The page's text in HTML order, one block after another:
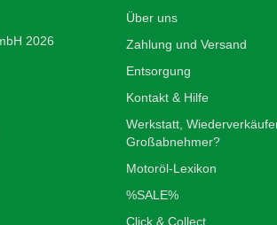
2026
Über uns
Zahlung und Versand
Entsorgung
Kontakt & Hilfe
Werkstatt,
Großabnehmer?
Motoröl-Lexikon
%SALE%
Click & Collect